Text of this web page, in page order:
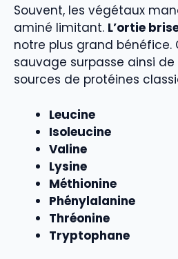
Souvent, les végétaux
aminé limitant. L’ortie
notre plus grand bénéfice.
sauvage surpasse ainsi
sources de protéines
Leucine
Isoleucine
Valine
Lysine
Méthionine
Phénylalanine
Thréonine
Tryptophane